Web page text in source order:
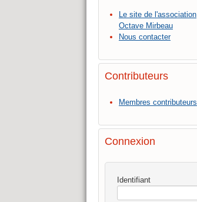
Le site de l'association
Octave Mirbeau
Nous contacter
Contributeurs
Membres contributeurs
Connexion
Identifiant